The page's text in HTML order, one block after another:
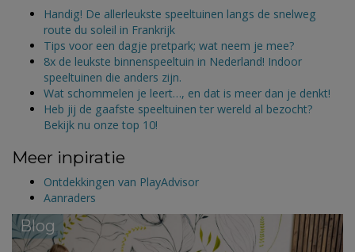
Handig! De allerleukste speeltuinen langs de snelweg
route du soleil in Frankrijk
Tips voor een dagje pretpark; wat neem je mee?
8x de leukste binnenspeeltuin in Nederland! Indoor
speeltuinen die anders zijn.
Wat schommelen je leert…, en dat is meer dan je denkt!
Heb jij de gaafste speeltuinen ter wereld al bezocht?
Bekijk nu onze top 10!
Meer inpiratie
Ontdekkingen van PlayAdvisor
Aanraders
Blog